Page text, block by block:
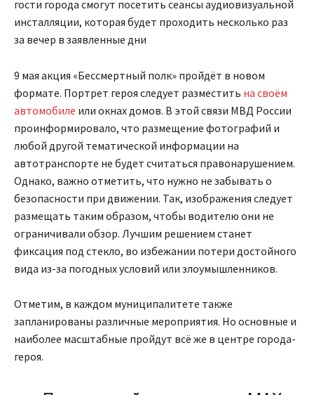
гости города смогут посетить сеансы аудиовизуальной
инсталляции, которая будет проходить несколько раз
за вечер в заявленные дни
9 мая акция «Бессмертный полк» пройдёт в новом
формате. Портрет героя следует разместить на своём
автомобиле или окнах домов. В этой связи МВД России
проинформировало, что размещение фотографий и
любой другой тематической информации на
автотранспорте не будет считаться правонарушением.
Однако, важно отметить, что нужно не забывать о
безопасности при движении. Так, изображения следует
размещать таким образом, чтобы водителю они не
ограничивали обзор. Лучшим решением станет
фиксация под стекло, во избежании потери достойного
вида из-за погодных условий или злоумышленников.
Отметим, в каждом муниципалитете также
запланированы различные мероприятия. Но основные и
наиболее масштабные пройдут всё же в центре города-
героя.